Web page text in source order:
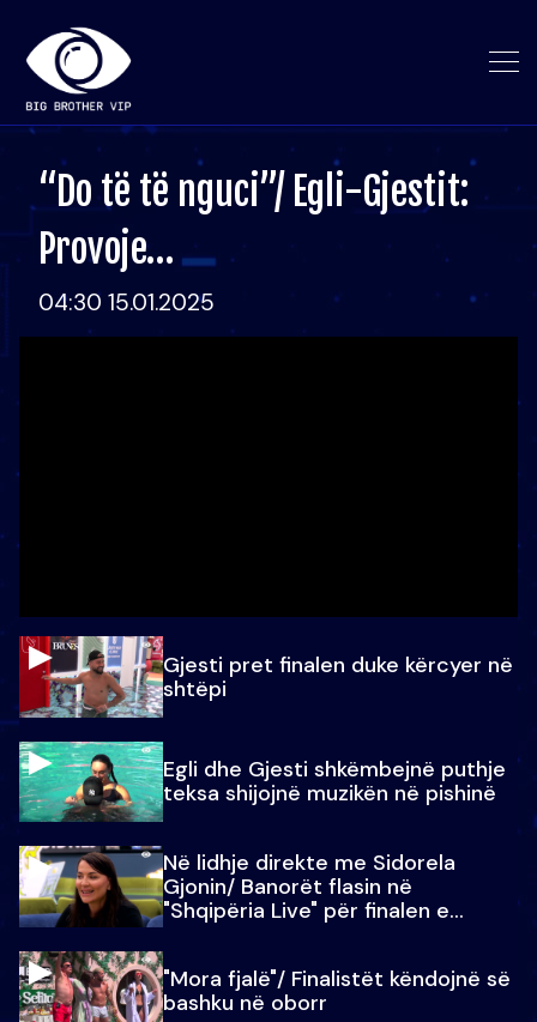
“Do të të nguci”/ Egli-Gjestit:
Provoje…
04:30 15.01.2025
Gjesti pret finalen duke kërcyer në
shtëpi
Egli dhe Gjesti shkëmbejnë puthje
teksa shijojnë muzikën në pishinë
Në lidhje direkte me Sidorela
Gjonin/ Banorët flasin në
"Shqipëria Live" për finalen e
"Mora fjalë"/ Finalistët këndojnë së
bashku në oborr